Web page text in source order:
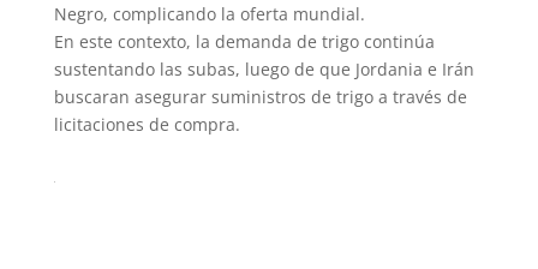
Negro, complicando la oferta mundial.
En este contexto, la demanda de trigo continúa
sustentando las subas, luego de que Jordania e Irán
buscaran asegurar suministros de trigo a través de
licitaciones de compra.